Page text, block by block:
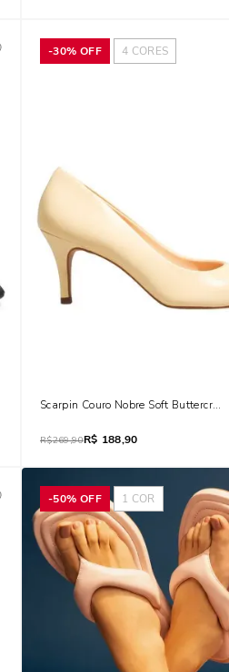
-30% OFF 4 CORES
Scarpin Couro Nobre Soft Buttercream
R$269,90R$ 188,90
-50% OFF 1 COR